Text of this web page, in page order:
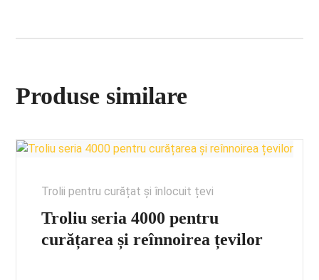
Produse similare
Trolii pentru curățat și înlocuit țevi
Troliu seria 4000 pentru
curățarea și reînnoirea țevilor